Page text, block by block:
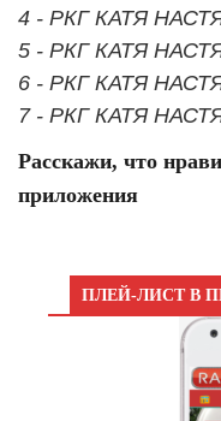
4 - РКГ КАТЯ
5 - РКГ КАТЯ
6 - РКГ КАТЯ
7 - РКГ КАТЯ
Расскажи, что
приложения
ПЛЕЙ-ЛИСТ В